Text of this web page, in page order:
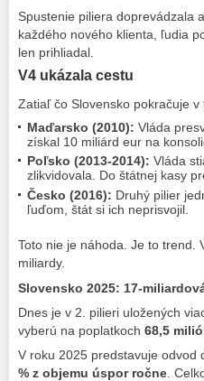
Spustenie piliera doprevádzala
každého nového klienta, ľudia
len prihliadal.
V4 ukázala cestu
Zatiaľ čo Slovensko pokračuje v
Maďarsko (2010): Vláda
získal 10 miliárd eur na
Poľsko (2013-2014): Vláda
zlikvidovala. Do štátnej kasy
Česko (2016): Druhý pilier
ľuďom, štát si ich neprisvojil.
Toto nie je náhoda. Je to trend.
miliardy.
Slovensko 2025: 17-
Dnes je v 2. pilieri uložených
vyberú na poplatkoch 68,5
V roku 2025 predstavuje odvod
% z objemu úspor ročne .